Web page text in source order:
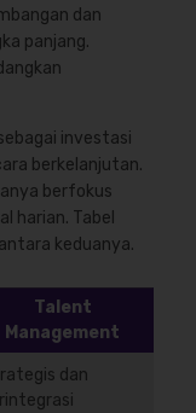
dan
panjang.
investasi
berkelanjutan.
berfokus
harian. Tabel
keduanya.
Talent
Management
dan